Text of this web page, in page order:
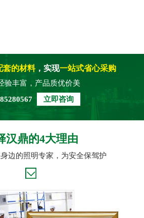
套的材料，实现一站式省心采购
验丰富，产品质优价美
立即咨询
汉鼎的4大理由
边的照明专家，为安全保驾护